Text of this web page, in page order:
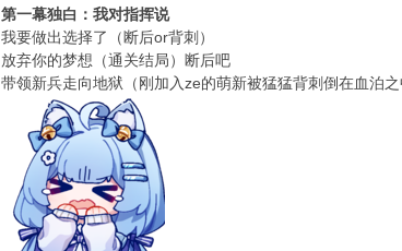
第一幕独白：我对指挥说
我要做出选择了（断后or背刺）
放弃你的梦想（通关结局）断后吧
带领新兵走向地狱（刚加入ze的萌新被猛猛背刺倒在血泊之